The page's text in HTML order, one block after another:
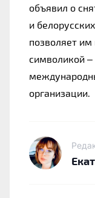
объявил о
и
позволяет им
символикой
организации.